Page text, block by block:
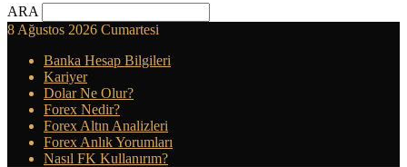
ARA
8 Ağustos 2026 Cumartesi
Banka Hesap Bilgileri
Kariyer
Dolar Ne Olur?
Forex Nedir?
Forex Altın Analizleri
Forex Anlık Yorumları
Nasıl FK Kullanırım?